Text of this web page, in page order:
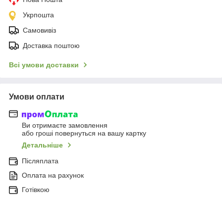
Укрпошта
Самовивіз
Доставка поштою
Всі умови доставки
Умови оплати
Ви отримаєте замовлення
або гроші повернуться на вашу картку
Детальніше
Післяплата
Оплата на рахунок
Готівкою